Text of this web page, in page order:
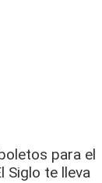
para el
Siglo te lleva